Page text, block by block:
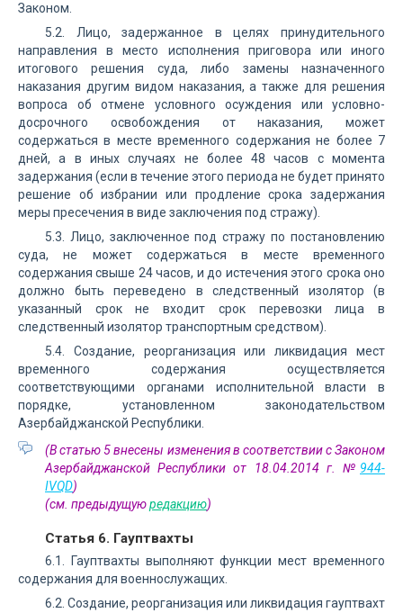
Законом.
5.2. Лицо, задержанное в целях принудительного
направления в место исполнения приговора или иного
итогового решения суда, либо замены назначенного
наказания другим видом наказания, а также для решения
вопроса об отмене условного осуждения или условно-
досрочного освобождения от наказания, может
содержаться в месте временного содержания не более 7
дней, а в иных случаях не более 48 часов с момента
задержания (если в течение этого периода не будет принято
решение об избрании или продление срока задержания
меры пресечения в виде заключения под стражу).
5.3. Лицо, заключенное под стражу по постановлению
суда, не может содержаться в месте временного
содержания свыше 24 часов, и до истечения этого срока оно
должно быть переведено в следственный изолятор (в
указанный срок не входит срок перевозки лица в
следственный изолятор транспортным средством).
5.4. Создание, реорганизация или ликвидация мест
временного содержания осуществляется
соответствующими органами исполнительной власти в
порядке, установленном законодательством
Азербайджанской Республики.
(В статью 5 внесены изменения в соответствии с Законом
Азербайджанской Республики от 18.04.2014 г. № 944-
IVQD)
(см. предыдущуюредакцию)
Статья 6. Гауптвахты
6.1. Гауптвахты выполняют функции мест временного
содержания для военнослужащих.
6.2. Создание, реорганизация или ликвидация гауптвахт